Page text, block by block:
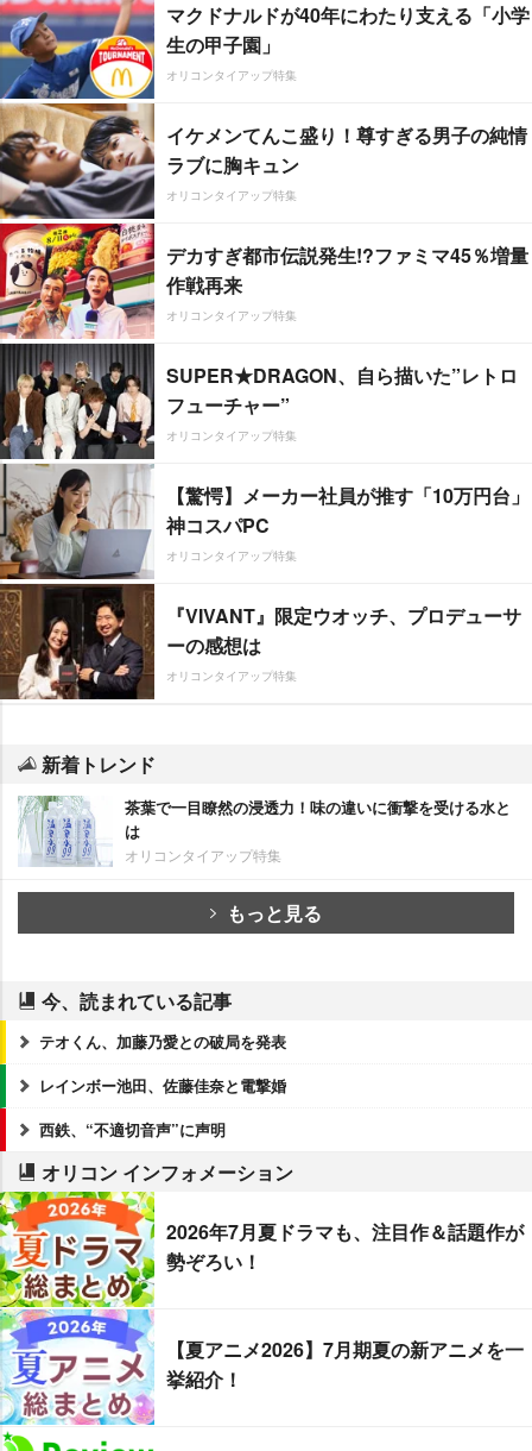
マクドナルドが40年にわたり支える「小学
生の甲子園」
オリコンタイアップ特集
イケメンてんこ盛り！尊すぎる男子の純情
ラブに胸キュン
オリコンタイアップ特集
デカすぎ都市伝説発生!?ファミマ45％増量
作戦再来
オリコンタイアップ特集
SUPER★DRAGON、自ら描いた”レトロ
フューチャー”
オリコンタイアップ特集
【驚愕】メーカー社員が推す「10万円台」
神コスパPC
オリコンタイアップ特集
『VIVANT』限定ウオッチ、プロデューサ
ーの感想は
オリコンタイアップ特集
新着トレンド
茶葉で一目瞭然の浸透力！味の違いに衝撃を受ける水と
は
オリコンタイアップ特集
もっと見る
今、読まれている記事
テオくん、加藤乃愛との破局を発表
レインボー池田、佐藤佳奈と電撃婚
西鉄、“不適切音声”に声明
オリコン インフォメーション
2026年7月夏ドラマも、注目作＆話題作が
勢ぞろい！
【夏アニメ2026】7月期夏の新アニメを一
挙紹介！